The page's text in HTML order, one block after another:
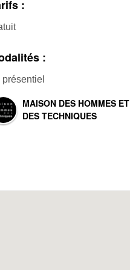
:
:
présentiel
MAISON DES HOMMES ET
DES TECHNIQUES